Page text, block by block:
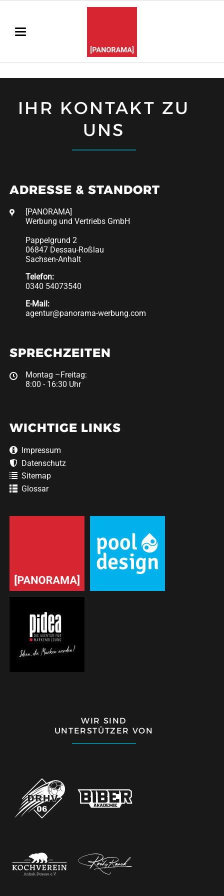
IHR KONTAKT ZU
UNS
ADRESSE & STANDORT
[PANORAMA]
Werbung und Vertriebs GmbH
Pappelgrund 2
06847 Dessau-Roßlau
Sachsen-Anhalt
Telefon:
0340 54073540
E-Mail:
agentur@panorama-werbung.com
SPRECHZEITEN
Montag –Freitag:
8:00 - 16:30 Uhr
WICHTIGE LINKS
Impressum
Datenschutz
Sitemap
Glossar
WIR SIND
UNTERSTÜTZER VON